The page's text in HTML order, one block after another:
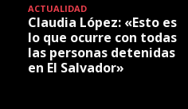
ACTUALIDAD
Claudia López: «Esto es
lo que ocurre con todas
las personas detenidas
en El Salvador»